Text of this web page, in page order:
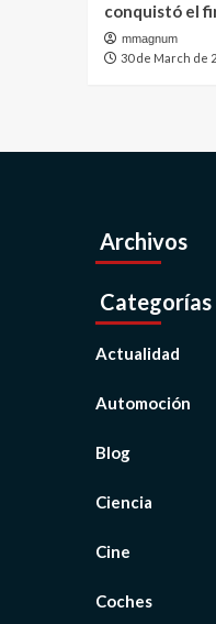
conquistó el
mmagnum
30 de March de
Archivos
Categorías
Actualidad
Automoción
Blog
Ciencia
Cine
Coches